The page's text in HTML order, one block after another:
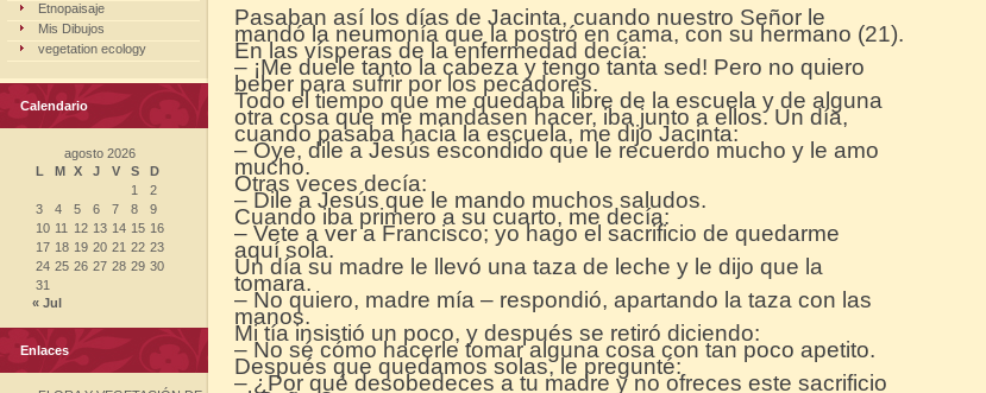
Etnopaisaje
Mis Dibujos
vegetation ecology
Calendario
agosto 2026
L
M X J V S
D
1
2
3
4 5 6 7 8
9
10 11 12 13 14 15 16
17 18 19 20 21 22 23
24 25 26 27 28 29 30
31
« Jul
Enlaces
Pasaban así los días de Jacinta, cuando nuestro Señor le
mandó la neumonía que la postró en cama, con su hermano (21).
En las vísperas de la enfermedad decía:
– ¡Me duele tanto la cabeza y tengo tanta sed! Pero no quiero
beber para sufrir por los pecadores.
Todo el tiempo que me quedaba libre de la escuela y de alguna
otra cosa que me mandasen hacer, iba junto a ellos. Un día,
cuando pasaba hacia la escuela, me dijo Jacinta:
– Oye, dile a Jesús escondido que le recuerdo mucho y le amo
mucho.
Otras veces decía:
– Dile a Jesús que le mando muchos saludos.
Cuando iba primero a su cuarto, me decía:
– Vete a ver a Francisco; yo hago el sacrificio de quedarme
aquí sola.
Un día su madre le llevó una taza de leche y le dijo que la
tomara.
– No quiero, madre mía – respondió, apartando la taza con las
manos.
Mi tía insistió un poco, y después se retiró diciendo:
– No sé cómo hacerle tomar alguna cosa con tan poco apetito.
Después que quedamos solas, le pregunté:
– ¿Por qué desobedeces a tu madre y no ofreces este sacrificio